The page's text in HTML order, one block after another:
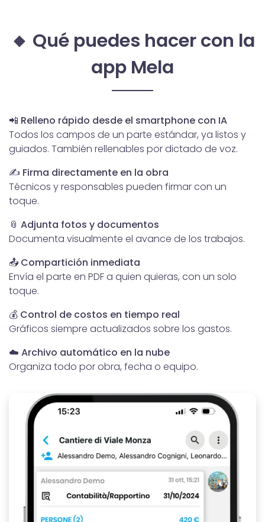
🔸 Qué puedes hacer con la
app Mela
📲 Relleno rápido desde el smartphone con IA
Todos los campos de un parte estándar, ya listos y
guiados. También rellenables por dictado de voz.
✍️ Firma directamente en la obra
Técnicos y responsables pueden firmar con un
toque.
📎 Adjunta fotos y documentos
Documenta visualmente el avance de los trabajos.
📤 Compartición inmediata
Envía el parte en PDF a quien quieras, con un solo
toque.
💰 Control de costos en tiempo real
Gráficos siempre actualizados sobre los gastos.
☁️ Archivo automático en la nube
Organiza todo por obra, fecha o equipo.